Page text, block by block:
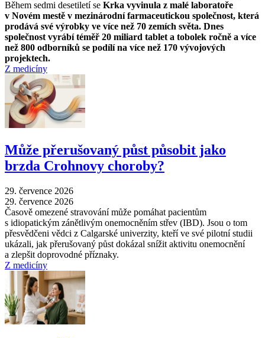
Během sedmi desetiletí se Krka vyvinula z malé laboratoře
v Novém mestě v mezinárodní farmaceutickou společnost, která
prodává své výrobky ve více než 70 zemích světa. Dnes
společnost vyrábí téměř 20 miliard tablet a tobolek ročně a více
než 800 odborníků se podílí na více než 170 vývojových
projektech.
Z medicíny
Může přerušovaný půst působit jako
brzda Crohnovy choroby?
29. července 2026
29. července 2026
Časově omezené stravování může pomáhat pacientům
s idiopatickým zánětlivým onemocněním střev (IBD). Jsou o tom
přesvědčeni vědci z Calgarské univerzity, kteří ve své pilotní studii
ukázali, jak přerušovaný půst dokázal snížit aktivitu onemocnění
a zlepšit doprovodné příznaky.
Z medicíny